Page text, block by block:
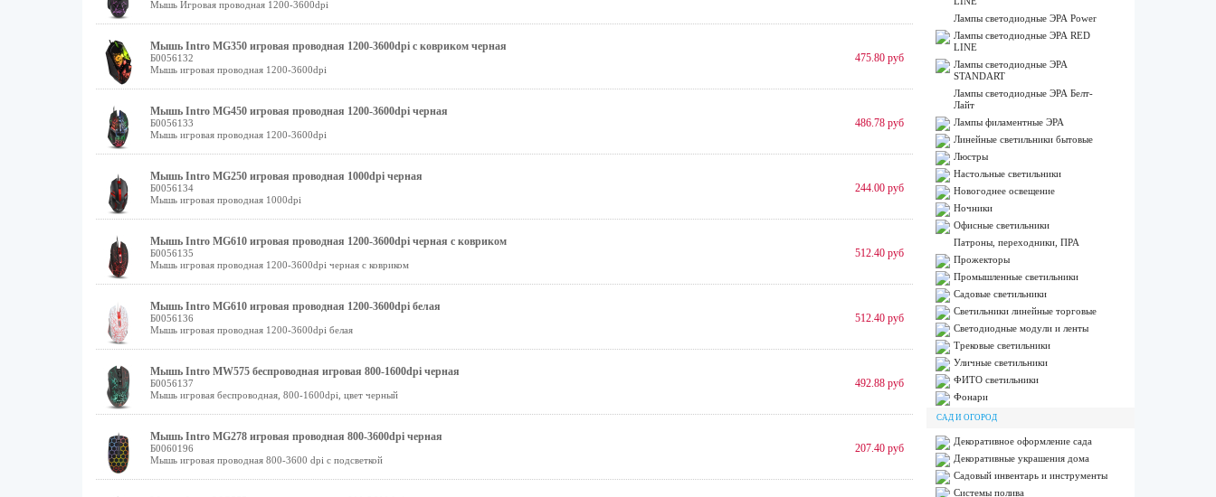
Мышь Игровая проводная 1200-3600dpi
Мышь Intro MG350 игровая проводная 1200-3600dpi с ковриком черная
Б0056132
Мышь игровая проводная 1200-3600dpi
475.80 руб
Мышь Intro MG450 игровая проводная 1200-3600dpi черная
Б0056133
Мышь игровая проводная 1200-3600dpi
486.78 руб
Мышь Intro MG250 игровая проводная 1000dpi черная
Б0056134
Мышь игровая проводная 1000dpi
244.00 руб
Мышь Intro MG610 игровая проводная 1200-3600dpi черная с ковриком
Б0056135
Мышь игровая проводная 1200-3600dpi черная с ковриком
512.40 руб
Мышь Intro MG610 игровая проводная 1200-3600dpi белая
Б0056136
Мышь игровая проводная 1200-3600dpi белая
512.40 руб
Мышь Intro MW575 беспроводная игровая 800-1600dpi черная
Б0056137
Мышь игровая беспроводная, 800-1600dpi, цвет черный
492.88 руб
Мышь Intro MG278 игровая проводная 800-3600dpi черная
Б0060196
Мышь игровая проводная 800-3600 dpi с подсветкой
207.40 руб
Лампы светодиодные ЭРА Power
Лампы светодиодные ЭРА RED
LINE
Лампы светодиодные ЭРА
STANDART
Лампы светодиодные ЭРА Белт-
Лайт
Лампы филаментные ЭРА
Линейные светильники бытовые
Люстры
Настольные светильники
Новогоднее освещение
Ночники
Офисные светильники
Патроны, переходники, ПРА
Прожекторы
Промышленные светильники
Садовые светильники
Светильники линейные торговые
Светодиодные модули и ленты
Трековые светильники
Уличные светильники
ФИТО светильники
Фонари
САД И ОГОРОД
Декоративное оформление сада
Декоративные украшения дома
Садовый инвентарь и инструменты
Системы полива